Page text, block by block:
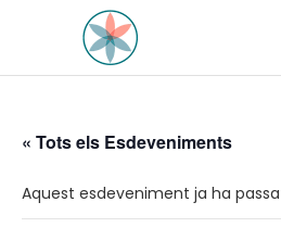
« Tots els Esdeveniments
Aquest esdeveniment ja ha